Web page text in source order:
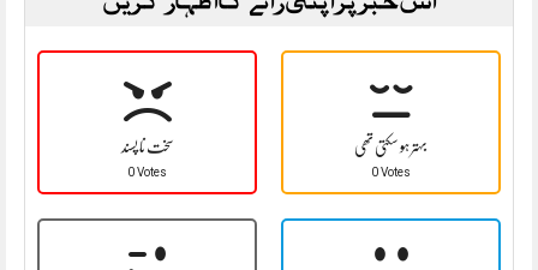
سخت نا پسند
0 Votes
بہتر ہو سکتی تھی
0 Votes